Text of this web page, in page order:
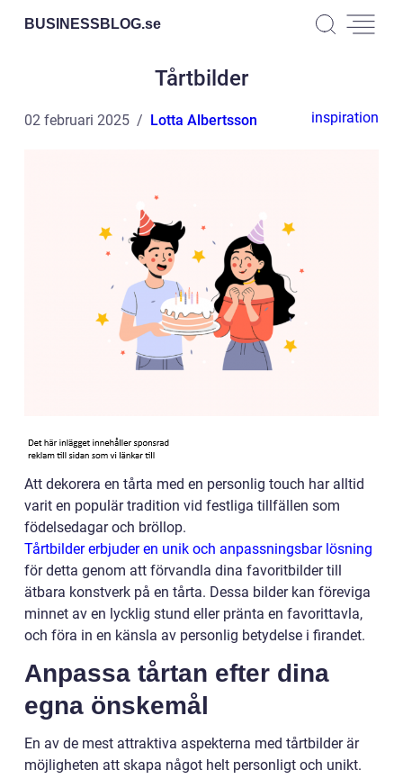
BUSINESSBLOG.se
Tårtbilder
02 februari 2025 Lotta Albertsson inspiration
Att dekorera en tårta med en personlig touch har alltid
varit en populär tradition vid festliga tillfällen som
födelsedagar och bröllop.
Tårtbilder erbjuder en unik och anpassningsbar lösning
för detta genom att förvandla dina favoritbilder till
ätbara konstverk på en tårta. Dessa bilder kan föreviga
minnet av en lycklig stund eller pränta en favorittavla,
och föra in en känsla av personlig betydelse i firandet.
Anpassa tårtan efter dina
egna önskemål
En av de mest attraktiva aspekterna med tårtbilder är
möjligheten att skapa något helt personligt och unikt.